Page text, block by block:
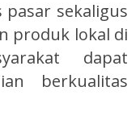
sekaligus
produk lokal di
dapat
berkualitas